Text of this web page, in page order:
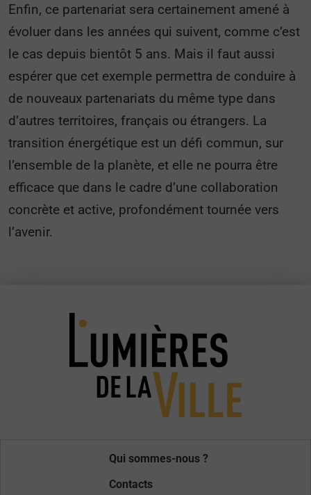
Enfin, ce partenariat sera certainement amené à
évoluer dans les années qui suivent, comme c’est
le cas depuis bientôt 5 ans. Mais il faut aussi
espérer que cet exemple permettra de conduire à
de nouveaux partenariats du même type dans
d’autres territoires, français ou étrangers. La
transition énergétique est un défi commun, sur
l’ensemble de la planète, et elle ne pourra être
efficace que dans le cadre d’une collaboration
concrète et active, profondément tournée vers
l’avenir.
Qui sommes-nous ?
Contacts